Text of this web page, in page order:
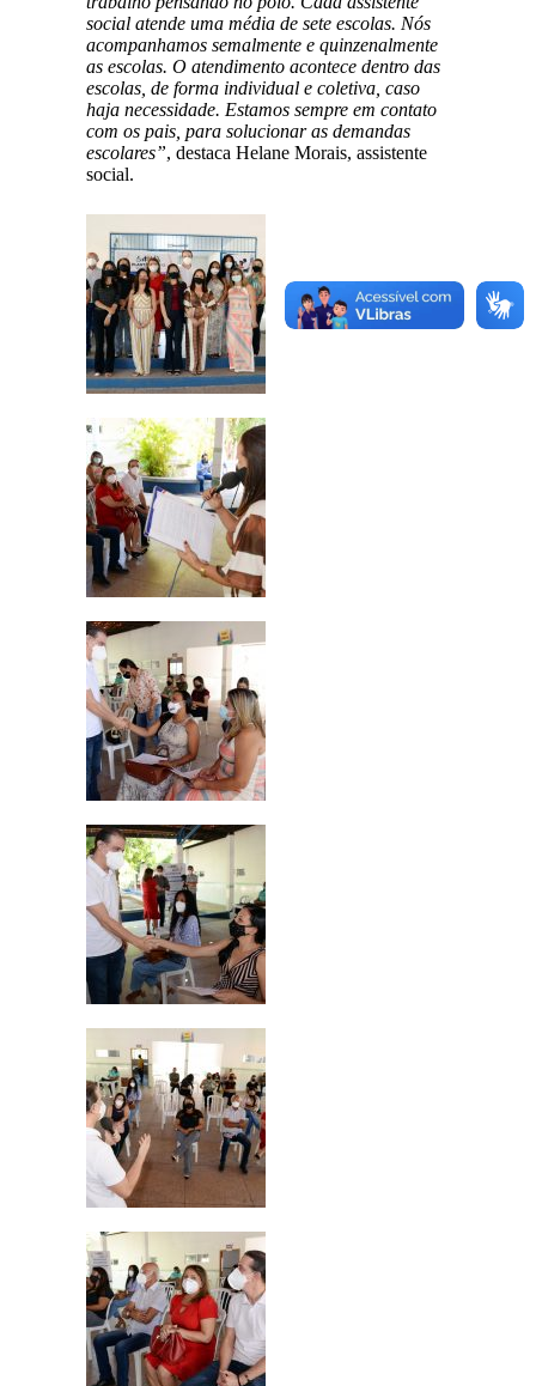
social atende uma média de sete escolas. Nós
acompanhamos semalmente e quinzenalmente
as escolas. O atendimento acontece dentro das
escolas, de forma individual e coletiva, caso
haja necessidade. Estamos sempre em contato
com os pais, para solucionar as demandas
escolares”, destaca Helane Morais, assistente
social.